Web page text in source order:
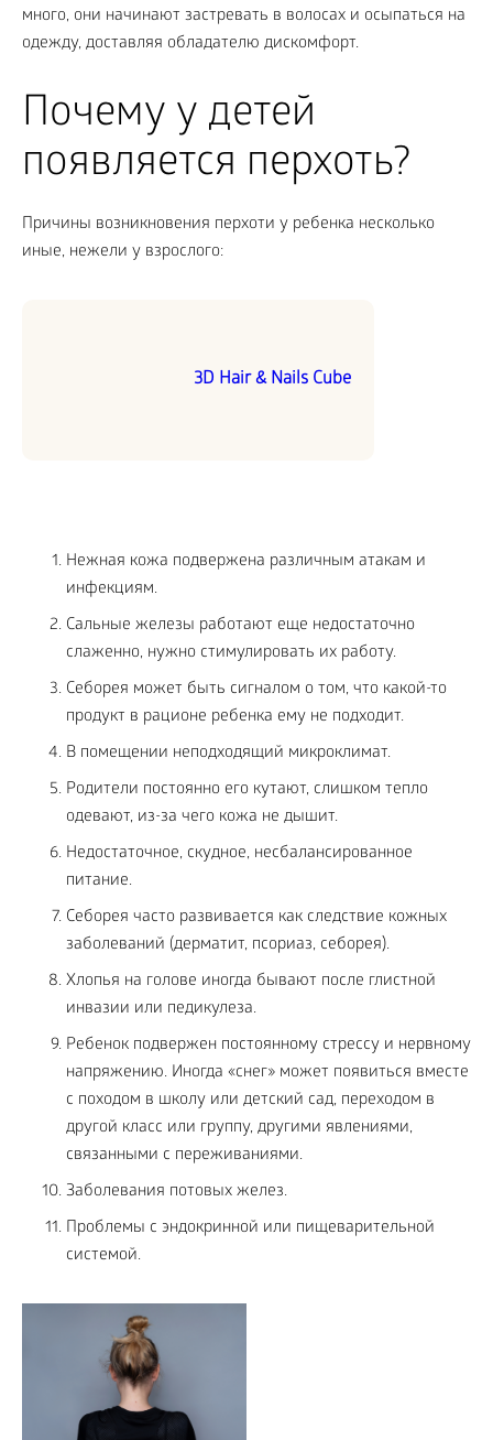
много, они начинают застревать в волосах и осыпаться на
одежду, доставляя обладателю дискомфорт.
Почему у детей
появляется перхоть?
Причины возникновения перхоти у ребенка несколько
иные, нежели у взрослого:
3D Hair & Nails Cube
Нежная кожа подвержена различным атакам и
инфекциям.
Сальные железы работают еще недостаточно
слаженно, нужно стимулировать их работу.
Себорея может быть сигналом о том, что какой-то
продукт в рационе ребенка ему не подходит.
В помещении неподходящий микроклимат.
Родители постоянно его кутают, слишком тепло
одевают, из-за чего кожа не дышит.
Недостаточное, скудное, несбалансированное
питание.
Себорея часто развивается как следствие кожных
заболеваний (дерматит, псориаз, себорея).
Хлопья на голове иногда бывают после глистной
инвазии или педикулеза.
Ребенок подвержен постоянному стрессу и нервному
напряжению. Иногда «снег» может появиться вместе
с походом в школу или детский сад, переходом в
другой класс или группу, другими явлениями,
связанными с переживаниями.
Заболевания потовых желез.
Проблемы с эндокринной или пищеварительной
системой.